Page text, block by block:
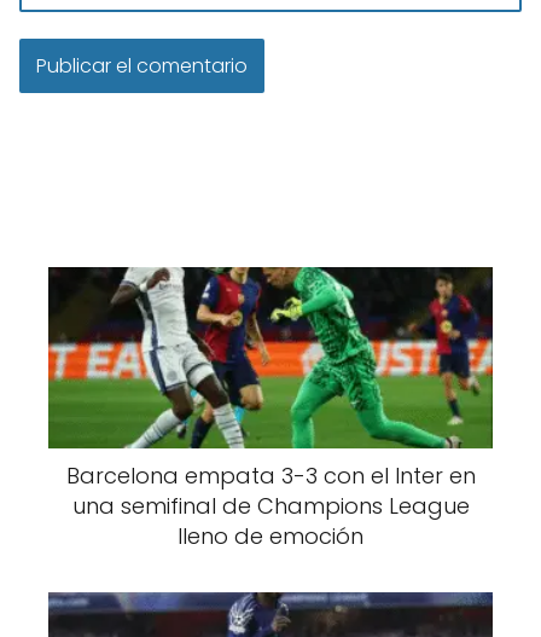
Barcelona empata 3-3 con el Inter en
una semifinal de Champions League
lleno de emoción